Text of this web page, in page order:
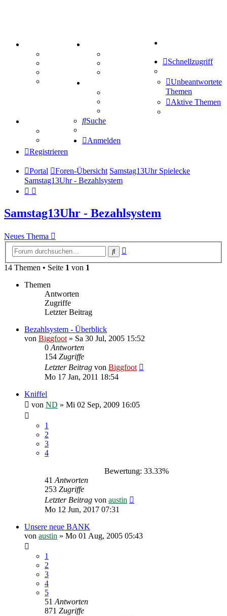
Mastodon
Treffenübersicht
Zitatesammlung
Schiffe versenken
Tipprunde
Comunio
Schnellzugriff
Unbeantwortete
Themen
Aktive Themen
Suche
Anmelden
Registrieren
Portal Foren-Übersicht Samstag13Uhr Spielecke
Samstag13Uhr - Bezahlsystem
Samstag13Uhr - Bezahlsystem
Neues Thema
Suche
14 Themen • Seite 1 von 1
Themen
Antworten
Zugriffe
Letzter Beitrag
Bezahlsystem - Überblick
von Biggfoot» Sa 30 Jul, 2005 15:52
0Antworten
154 Zugriffe
Letzter Beitrag von Biggfoot
Mo 17 Jan, 2011 18:54
Kniffel
von ND » Mi 02 Sep, 2009 16:05
1
2
3
4
Bewertung: 33.33%
41Antworten
253 Zugriffe
Letzter Beitrag von austin
Mo 12 Jun, 2017 07:31
Unsere neue BANK
von austin » Mo 01 Aug, 2005 05:43
1
2
3
4
5
51Antworten
871 Zugriffe